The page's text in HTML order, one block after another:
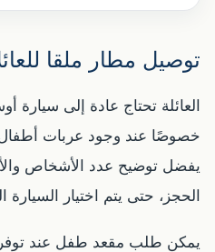
توصيل مطار ملقا
العائلة تحتاج عادة إلى سيارة
خصوصًا عند وجود عربات أطفال
يفضل توضيح عدد الأشخاص
الحجز، حتى يتم اختيار السيارة
يمكن طلب مقعد طفل عند